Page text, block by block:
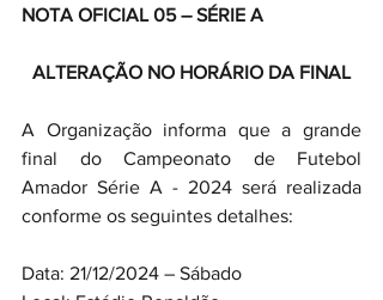
NOTA OFICIAL 05 – SÉRIE A
ALTERAÇÃO NO HORÁRIO DA FINAL
A Organização informa que a grande
final do Campeonato de Futebol
Amador Série A - 2024 será realizada
conforme os seguintes detalhes:
Data: 21/12/2024 – Sábado